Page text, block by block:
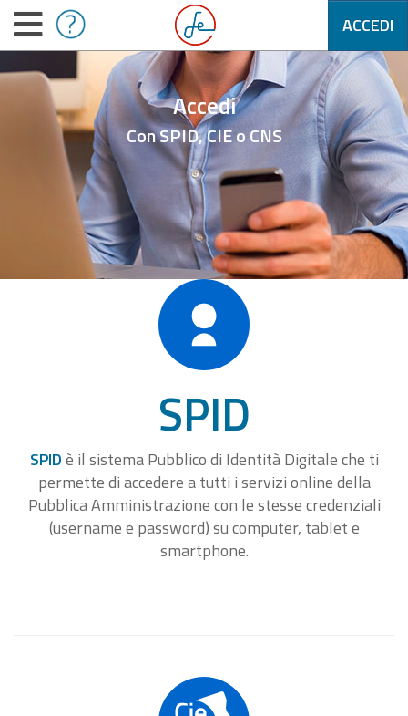
ACCEDI
Accedi
Con SPID, CIE o CNS
SPID
SPIDè il sistema Pubblico di Identità Digitale che ti
permette di accedere a tutti i servizi online della
Pubblica Amministrazione con le stesse credenziali
(username e password) su computer, tablet e
smartphone.